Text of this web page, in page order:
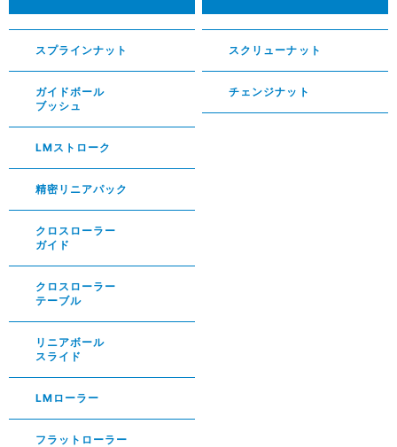
スプラインナット
ガイドボール
ブッシュ
LMストローク
精密リニアパック
クロスローラー
ガイド
クロスローラー
テーブル
リニアボール
スライド
LMローラー
フラットローラー
スクリューナット
チェンジナット